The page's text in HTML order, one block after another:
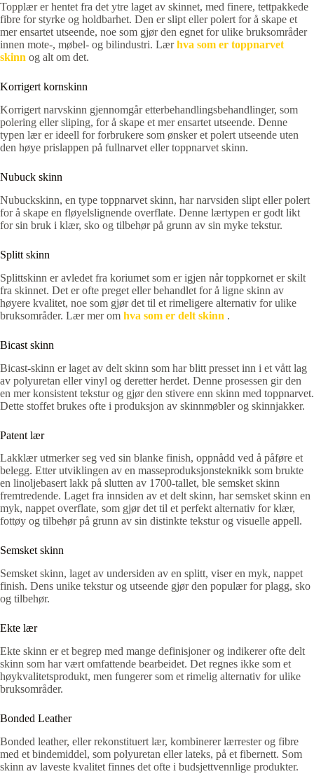
Topplær er hentet fra det ytre laget av skinnet, med finere, tettpakkede
fibre for styrke og holdbarhet. Den er slipt eller polert for å skape et
mer ensartet utseende, noe som gjør den egnet for ulike bruksområder
innen mote-, møbel- og bilindustri. Lærhva som er toppnarvet
skinn og alt om det.
Korrigert kornskinn
Korrigert narvskinn gjennomgår etterbehandlingsbehandlinger, som
polering eller sliping, for å skape et mer ensartet utseende. Denne
typen lær er ideell for forbrukere som ønsker et polert utseende uten
den høye prislappen på fullnarvet eller toppnarvet skinn.
Nubuck skinn
Nubuckskinn, en type toppnarvet skinn, har narvsiden slipt eller polert
for å skape en fløyelslignende overflate. Denne lærtypen er godt likt
for sin bruk i klær, sko og tilbehør på grunn av sin myke tekstur.
Splitt skinn
Splittskinn er avledet fra koriumet som er igjen når toppkornet er skilt
fra skinnet. Det er ofte preget eller behandlet for å ligne skinn av
høyere kvalitet, noe som gjør det til et rimeligere alternativ for ulike
bruksområder. Lær mer om hva som er delt skinn .
Bicast skinn
Bicast-skinn er laget av delt skinn som har blitt presset inn i et vått lag
av polyuretan eller vinyl og deretter herdet. Denne prosessen gir den
en mer konsistent tekstur og gjør den stivere enn skinn med toppnarvet.
Dette stoffet brukes ofte i produksjon av skinnmøbler og skinnjakker.
Patent lær
Lakklær utmerker seg ved sin blanke finish, oppnådd ved å påføre et
belegg. Etter utviklingen av en masseproduksjonsteknikk som brukte
en linoljebasert lakk på slutten av 1700-tallet, ble semsket skinn
fremtredende. Laget fra innsiden av et delt skinn, har semsket skinn en
myk, nappet overflate, som gjør det til et perfekt alternativ for klær,
fottøy og tilbehør på grunn av sin distinkte tekstur og visuelle appell.
Semsket skinn
Semsket skinn, laget av undersiden av en splitt, viser en myk, nappet
finish. Dens unike tekstur og utseende gjør den populær for plagg, sko
og tilbehør.
Ekte lær
Ekte skinn er et begrep med mange definisjoner og indikerer ofte delt
skinn som har vært omfattende bearbeidet. Det regnes ikke som et
høykvalitetsprodukt, men fungerer som et rimelig alternativ for ulike
bruksområder.
Bonded Leather
Bonded leather, eller rekonstituert lær, kombinerer lærrester og fibre
med et bindemiddel, som polyuretan eller lateks, på et fibernett. Som
skinn av laveste kvalitet finnes det ofte i budsjettvennlige produkter.